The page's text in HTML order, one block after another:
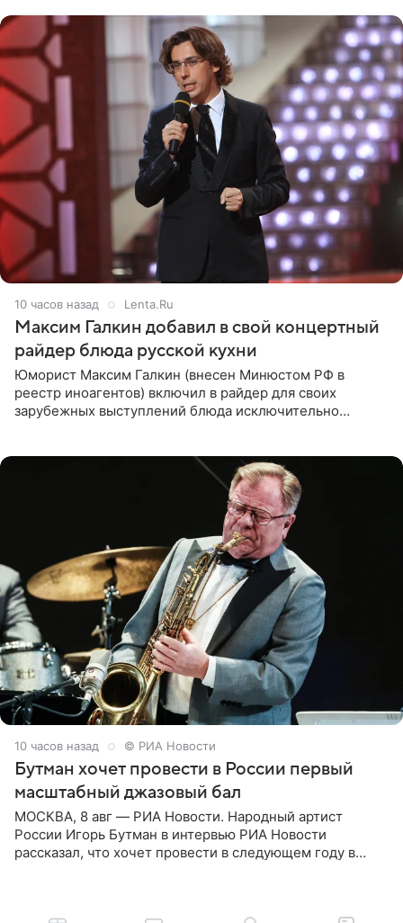
10 часов назад Lenta.Ru
Максим Галкин добавил в свой концертный
райдер блюда русской кухни
Юморист Максим Галкин (внесен Минюстом РФ в
реестр иноагентов) включил в райдер для своих
зарубежных выступлений блюда исключительно
10 часов назад © РИА Новости
Бутман хочет провести в России первый
масштабный джазовый бал
МОСКВА, 8 авг — РИА Новости. Народный артист
России Игорь Бутман в интервью РИА Новости
рассказал, что хочет провести в следующем году в